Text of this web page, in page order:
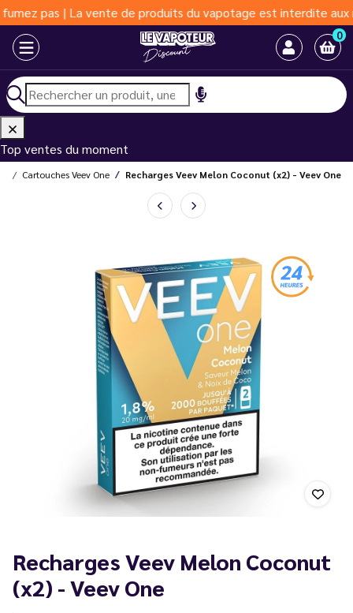
| La vente de produits du vapotage est interdite aux moins
0
Top ventes du moment
Cartouches Veev One Recharges Veev Melon Coconut (x2) - Veev One
Recharges Veev Melon Coconut
(x2) - Veev One